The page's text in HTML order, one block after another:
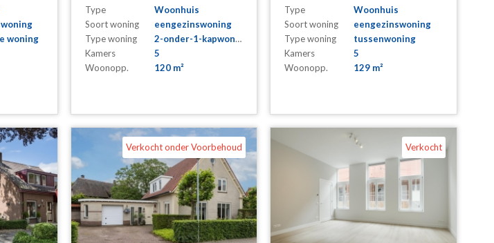
woning
Type
Woonhuis
Soort woning
eengezinswoning
Type woning
2-onder-1-kapwoning
Kamers
5
Woonopp.
120 m²
Type
Woonhuis
Soort woning
eengezinswoning
Type woning
tussenwoning
Kamers
5
Woonopp.
129 m²
Verkocht onder Voorbehoud Verkocht